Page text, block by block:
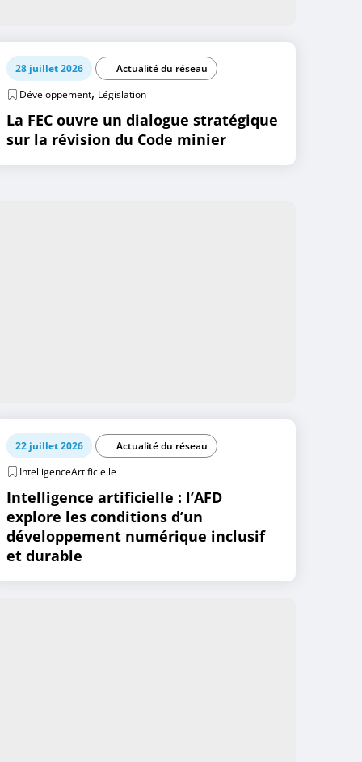
28 juillet 2026
Actualité du réseau
Développement, Législation
La FEC ouvre un dialogue stratégique
sur la révision du Code minier
22 juillet 2026
Actualité du réseau
IntelligenceArtificielle
Intelligence artificielle : l’AFD
explore les conditions d’un
développement numérique inclusif
et durable